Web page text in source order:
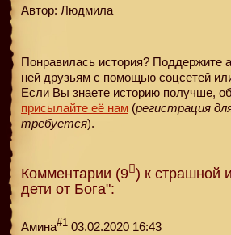
Автор: Людмила
Понравилась история? Поддержите
ней друзьям с помощью соцсетей
Если Вы знаете историю получше,
присылайте её нам (регистрация
требуется).
Комментарии (9 ) к страшной
дети от Бога":
Амина#1 03.02.2020 16:43